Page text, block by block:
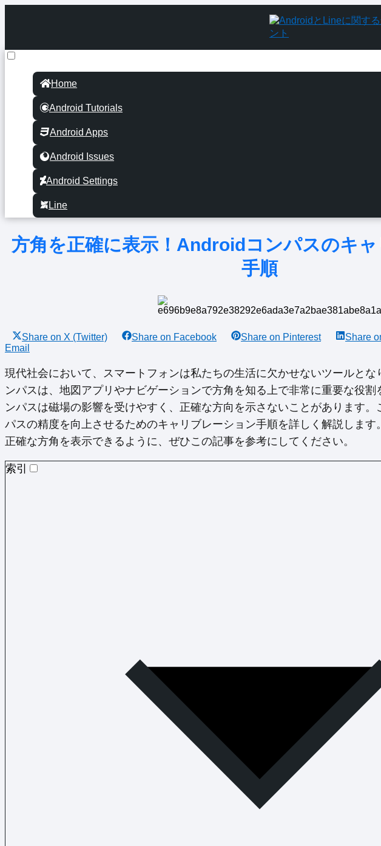
Home
Android Tutorials
Android Apps
Android Issues
Android Settings
Line
方角を正確に表示！Androidコンパスのキ
手順
Share on X (Twitter) Share on Facebook Share on Pinterest Share
Email
現代社会において、スマートフォンは私たちの生活に欠かせないツールとな
ンパスは、地図アプリやナビゲーションで方角を知る上で非常に重要な役割
ンパスは磁場の影響を受けやすく、正確な方向を示さないことがあります
パスの精度を向上させるためのキャリブレーション手順を詳しく解説します
正確な方角を表示できるように、ぜひこの記事を参考にしてください。
索引